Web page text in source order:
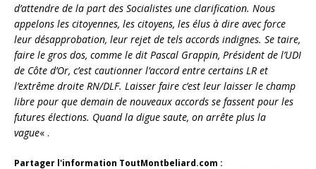
d’attendre de la part des Socialistes une clarification. Nous
appelons les citoyennes, les citoyens, les élus à dire avec force
leur désapprobation, leur rejet de tels accords indignes. Se taire,
faire le gros dos, comme le dit Pascal Grappin, Président de l’UDI
de Côte d’Or, c’est cautionner l’accord entre certains LR et
l’extrême droite RN/DLF. Laisser faire c’est leur laisser le champ
libre pour que demain de nouveaux accords se fassent pour les
futures élections. Quand la digue saute, on arrête plus la
vague« .
Partager l'information ToutMontbeliard.com :